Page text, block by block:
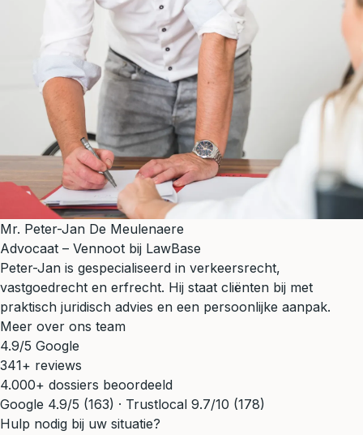
Mr. Peter-Jan De Meulenaere
Advocaat – Vennoot bij LawBase
Peter-Jan is gespecialiseerd in verkeersrecht,
vastgoedrecht en erfrecht. Hij staat cliënten bij met
praktisch juridisch advies en een persoonlijke aanpak.
Meer over ons team
4.9/5 Google
341+ reviews
4.000+ dossiers beoordeeld
Google 4.9/5 (163) · Trustlocal 9.7/10 (178)
Hulp nodig bij uw situatie?